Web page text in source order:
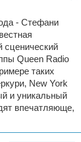
- Стефани
сценический
Queen Radio
таких
New York
и уникальный
впечатляюще,